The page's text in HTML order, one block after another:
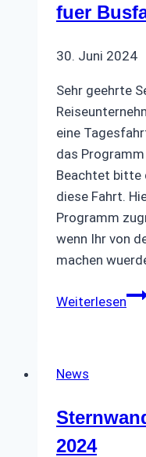
fuer
30. Juni 2024
Sehr geehrte
eine
das
Beachtet bitte
diese Fahrt.
Programm
wenn Ihr von
machen
Weiterlesen
News
2024